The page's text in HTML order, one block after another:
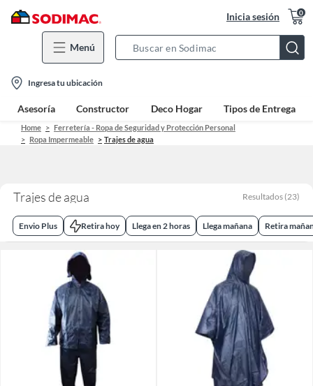
Inicia sesión 0
Menú
Bar
location-
icon
Ingresa tu ubicación
Asesoría Constructor Deco Hogar Tipos de Entrega
Home
Ferretería - Ropa de Seguridad y Protección Personal
Ropa Impermeable
Trajes de agua
Trajes de agua Resultados (23)
Envio Plus Retira hoy Llega en 2 horas Llega mañana Retira